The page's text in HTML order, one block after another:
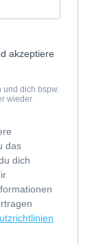
akzeptiere
und dich bspw.
wieder
das
dich